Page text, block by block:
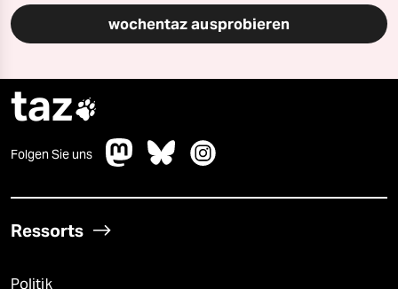
wochentaz ausprobieren
taz
Folgen Sie uns
Ressorts
Politik